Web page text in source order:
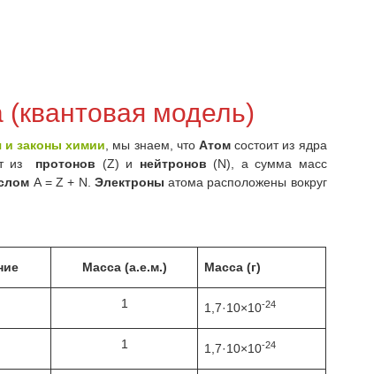
модель)
и законы химии , мы знаем, чтоАтомсостоит из ядра
из протонов (Z) и нейтронов (N), а сумма масс
A = Z + N. Электроны атома расположены вокруг
Масса (а.е.м.) Масса (г)
1 1,7·10×10-24
1 1,7·10×10-24